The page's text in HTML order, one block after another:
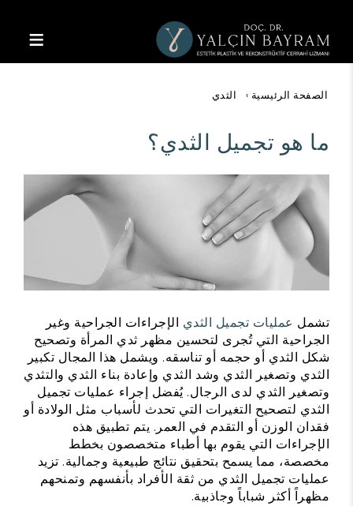
الصفحة الرئيسية الثدي
ما هو تجميل الثدي؟
تشمل عمليات تجميل الثدي الإجراءات الجراحية وغير
الجراحية التي تُجرى لتحسين مظهر ثدي المرأة وتصحيح
شكل الثدي أو حجمه أو تناسقه. ويشمل هذا المجال تكبير
الثدي وتصغير الثدي وشد الثدي وإعادة بناء الثدي والتثدي
وتصغير الثدي لدى الرجال. يُفضل إجراء عمليات تجميل
الثدي لتصحيح التغيرات التي تحدث لأسباب مثل الولادة أو
فقدان الوزن أو التقدم في العمر. يتم تطبيق هذه
الإجراءات التي يقوم بها أطباء متخصصون بخطط
مخصصة، مما يسمح بتحقيق نتائج طبيعية وجمالية. تزيد
عمليات تجميل الثدي من ثقة الأفراد بأنفسهم وتمنحهم
مظهراً أكثر شباباً وجاذبية.